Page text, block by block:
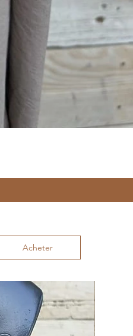
Acheter